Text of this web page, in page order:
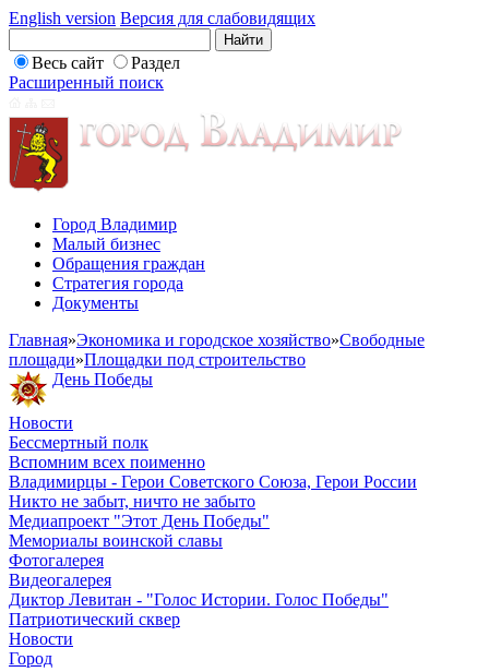
English version Версия для слабовидящих
Весь сайт
Раздел
Расширенный поиск
Город Владимир
Малый бизнес
Обращения граждан
Стратегия города
Документы
Главная»Экономика и городское хозяйство»Свободные
площади»Площадки под строительство
День Победы
Новости
Бессмертный полк
Вспомним всех поименно
Владимирцы - Герои Советского Союза, Герои России
Никто не забыт, ничто не забыто
Медиапроект "Этот День Победы"
Мемориалы воинской славы
Фотогалерея
Видеогалерея
Диктор Левитан - "Голос Истории. Голос Победы"
Патриотический сквер
Новости
Город